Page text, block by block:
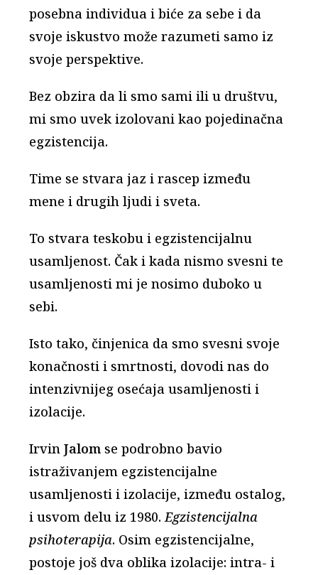
posebna individua i biće za sebe i da
svoje iskustvo može razumeti samo iz
svoje perspektive.
Bez obzira da li smo sami ili u društvu,
mi smo uvek izolovani kao pojedinačna
egzistencija.
Time se stvara jaz i rascep između
mene i drugih ljudi i sveta.
To stvara teskobu i egzistencijalnu
usamljenost. Čak i kada nismo svesni te
usamljenosti mi je nosimo duboko u
sebi.
Isto tako, činjenica da smo svesni svoje
konačnosti i smrtnosti, dovodi nas do
intenzivnijeg osećaja usamljenosti i
izolacije.
IrvinJalomse podrobno bavio
istraživanjem egzistencijalne
usamljenosti i izolacije, između ostalog,
i usvom delu iz 1980. Egzistencijalna
psihoterapija. Osim egzistencijalne,
postoje još dva oblika izolacije: intra- i